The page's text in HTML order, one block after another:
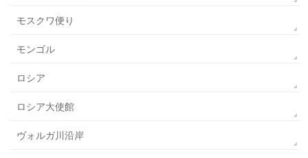
モスクワ便り
モンゴル
ロシア
ロシア大使館
ヴォルガ川沿岸